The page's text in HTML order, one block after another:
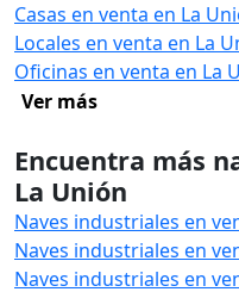
Casas en venta en La
Locales en venta en La
Oficinas en venta en La
Ver más
Encuentra más
La Unión
Naves industriales en
Naves industriales en
Naves industriales en